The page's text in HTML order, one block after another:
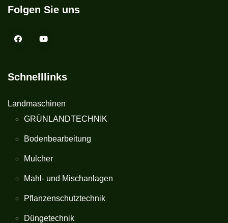
Folgen Sie uns
Schnelllinks
Landmaschinen
GRÜNLANDTECHNIK
Bodenbearbeitung
Mulcher
Mahl- und Mischanlagen
Pflanzenschutztechnik
Düngetechnik